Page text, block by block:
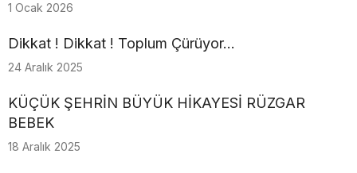
1 Ocak 2026
Dikkat ! Dikkat ! Toplum Çürüyor...
24 Aralık 2025
KÜÇÜK ŞEHRİN BÜYÜK HİKAYESİ RÜZGAR
BEBEK
18 Aralık 2025